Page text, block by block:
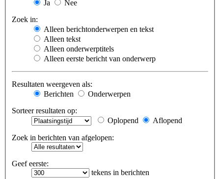
Ja
Nee
Zoek in:
Alleen berichtonderwerpen en tekst
Alleen tekst
Alleen onderwerptitels
Alleen eerste bericht van onderwerp
Resultaten weergeven als:
Berichten
Onderwerpen
Sorteer resultaten op:
Oplopend
Aflopend
Zoek in berichten van afgelopen:
Geef eerste:
tekens in berichten